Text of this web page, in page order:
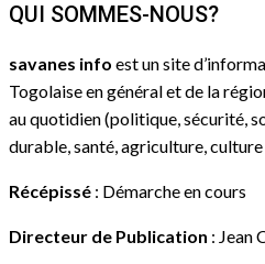
QUI SOMMES-NOUS?
savanes info est un site
Togolaise en général et de la
au quotidien (politique, sécurité,
durable, santé, agriculture,
Récépissé : Démarche en cours
Directeur de Publication : Jean